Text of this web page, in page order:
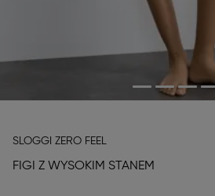
SLOGGI ZERO FEEL
FIGI Z WYSOKIM STANEM